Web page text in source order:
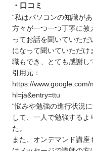
・口コミ
“私はパソコンの知識が
方々が一つ一つ丁寧に教
ってお話を聞いていた
になって聞いていただ
職もでき、とても感謝し
引用元：
https://
hl=ja&entry=ttu
“悩みや勉強の進行状況
して、一人で勉強する
た。
また、オンデマンド講